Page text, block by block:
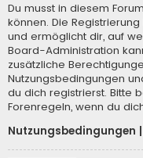
Du musst in diesem
können. Die
und ermöglicht dir, auf
Board-Administration
zusätzliche
Nutzungsbedingungen
du dich registrierst. Bitte
Forenregeln, wenn du
Nutzungsbedingungen